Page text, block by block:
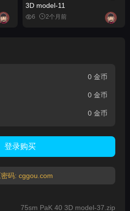
3D model-11
6 2个月前
0 金币
0 金币
0 金币
登录购买
码: cggou.com
75sm PaK 40 3D model-37.zip